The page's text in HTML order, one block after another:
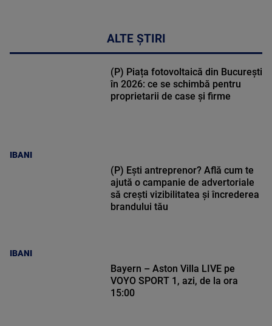
ALTE ȘTIRI
IBANI
(P) Piața fotovoltaică din București
în 2026: ce se schimbă pentru
proprietarii de case și firme
IBANI
(P) Ești antreprenor? Află cum te
ajută o campanie de advertoriale
să crești vizibilitatea și încrederea
brandului tău
Bayern – Aston Villa LIVE pe
VOYO SPORT 1, azi, de la ora
15:00